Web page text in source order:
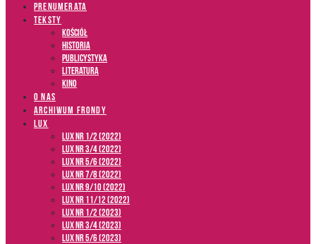
PRENUMERATA
TEKSTY
Kościół
Historia
Publicystyka
Literatura
Kino
O NAS
ARCHIWUM FRONDY
LUX
LUX NR 1/2 (2022)
LUX NR 3/4 (2022)
LUX NR 5/6 (2022)
LUX NR 7/8 (2022)
LUX nr 9/10 (2022)
LUX NR 11/12 (2022)
LUX NR 1/2 (2023)
LUX NR 3/4 (2023)
LUX NR 5/6 (2023)